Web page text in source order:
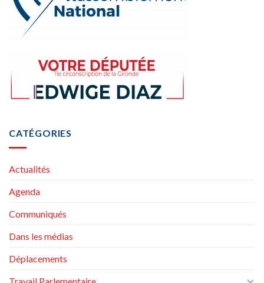
CATÉGORIES
Actualités
Agenda
Communiqués
Dans les médias
Déplacements